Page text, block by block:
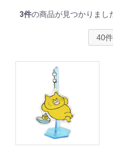
3件の商品が見つかりまし